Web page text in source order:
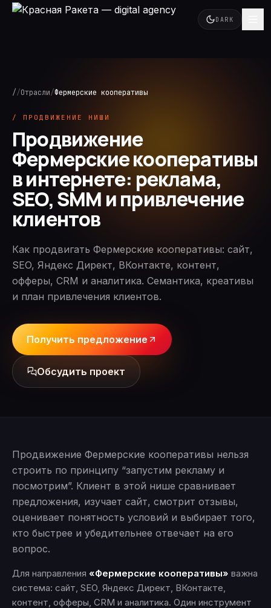
DARK
//Отрасли/Фермерские кооперативы
/ ПРОДВИЖЕНИЕ НИШИ
Продвижение
Фермерские кооперативы
в интернете: реклама,
SEO, SMM и привлечение
клиентов
Как продвигать Фермерские кооперативы: сайт,
SEO, Яндекс Директ, ВКонтакте, контент,
офферы, CRM и аналитика. Семантика, креативы
и план привлечения клиентов.
Получить предложение
Обсудить проект
Продвижение Фермерские кооперативы нельзя
строить по принципу “запустим рекламу и
посмотрим”. Клиент в этой нише сравнивает
предложения, изучает сайт, смотрит отзывы,
оценивает понятность условий и выбирает того,
кто быстрее и убедительнее отвечает на его
вопрос.
Для направления «Фермерские кооперативы» важна
система: сайт, SEO, Яндекс Директ, ВКонтакте,
контент, офферы, CRM и аналитика. Один инструмент